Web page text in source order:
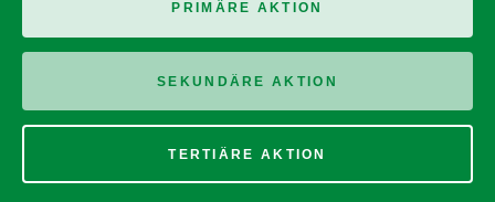
PRIMÄRE AKTION
SEKUNDÄRE AKTION
TERTIÄRE AKTION